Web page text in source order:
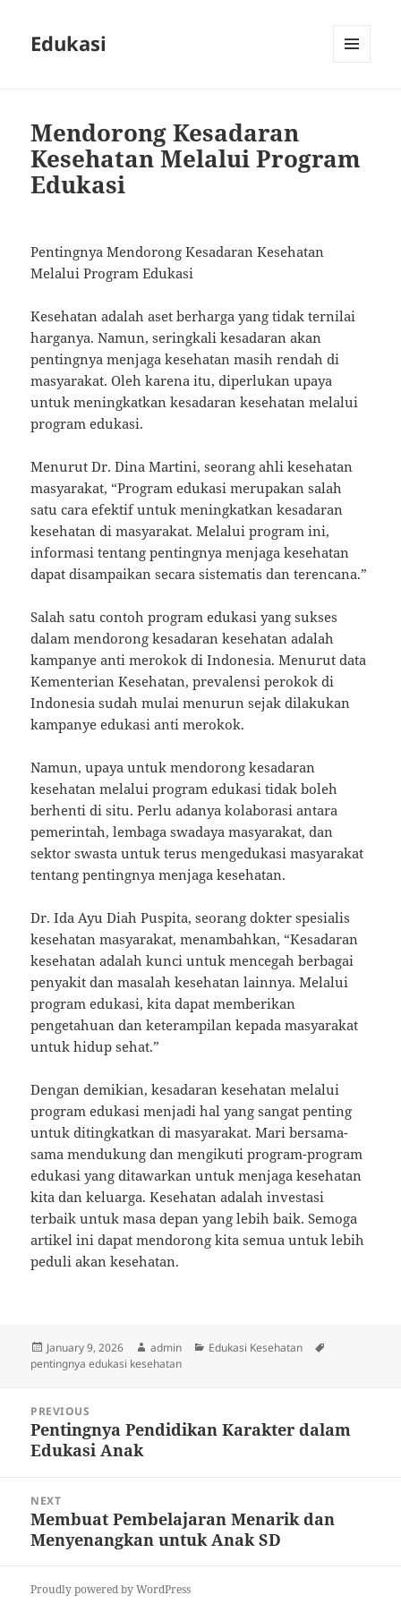
Edukasi
Mendorong Kesadaran
Kesehatan Melalui Program
Edukasi
Pentingnya Mendorong Kesadaran Kesehatan
Melalui Program Edukasi
Kesehatan adalah aset berharga yang tidak ternilai
harganya. Namun, seringkali kesadaran akan
pentingnya menjaga kesehatan masih rendah di
masyarakat. Oleh karena itu, diperlukan upaya
untuk meningkatkan kesadaran kesehatan melalui
program edukasi.
Menurut Dr. Dina Martini, seorang ahli kesehatan
masyarakat, “Program edukasi merupakan salah
satu cara efektif untuk meningkatkan kesadaran
kesehatan di masyarakat. Melalui program ini,
informasi tentang pentingnya menjaga kesehatan
dapat disampaikan secara sistematis dan terencana.”
Salah satu contoh program edukasi yang sukses
dalam mendorong kesadaran kesehatan adalah
kampanye anti merokok di Indonesia. Menurut data
Kementerian Kesehatan, prevalensi perokok di
Indonesia sudah mulai menurun sejak dilakukan
kampanye edukasi anti merokok.
Namun, upaya untuk mendorong kesadaran
kesehatan melalui program edukasi tidak boleh
berhenti di situ. Perlu adanya kolaborasi antara
pemerintah, lembaga swadaya masyarakat, dan
sektor swasta untuk terus mengedukasi masyarakat
tentang pentingnya menjaga kesehatan.
Dr. Ida Ayu Diah Puspita, seorang dokter spesialis
kesehatan masyarakat, menambahkan, “Kesadaran
kesehatan adalah kunci untuk mencegah berbagai
penyakit dan masalah kesehatan lainnya. Melalui
program edukasi, kita dapat memberikan
pengetahuan dan keterampilan kepada masyarakat
untuk hidup sehat.”
Dengan demikian, kesadaran kesehatan melalui
program edukasi menjadi hal yang sangat penting
untuk ditingkatkan di masyarakat. Mari bersama-
sama mendukung dan mengikuti program-program
edukasi yang ditawarkan untuk menjaga kesehatan
kita dan keluarga. Kesehatan adalah investasi
terbaik untuk masa depan yang lebih baik. Semoga
artikel ini dapat mendorong kita semua untuk lebih
peduli akan kesehatan.
Posted
on
January 9, 2026 Author
admin Categories
Edukasi Kesehatan
pentingnya edukasi kesehatan
navigation
PREVIOUS
Previous
post:
Pentingnya Pendidikan Karakter dalam
Edukasi Anak
NEXT
Next
post:
Membuat Pembelajaran Menarik dan
Menyenangkan untuk Anak SD
Proudly powered by WordPress